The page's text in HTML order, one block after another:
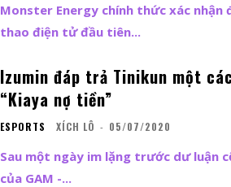
Monster Energy chính thức xác
thao điện tử đầu tiên...
Izumin đáp trả Tinikun một
“Kiaya nợ tiền”
ESPORTS XÍCH LÔ - 05/07/2020
Sau một ngày im lặng trước dư luận
của GAM -...